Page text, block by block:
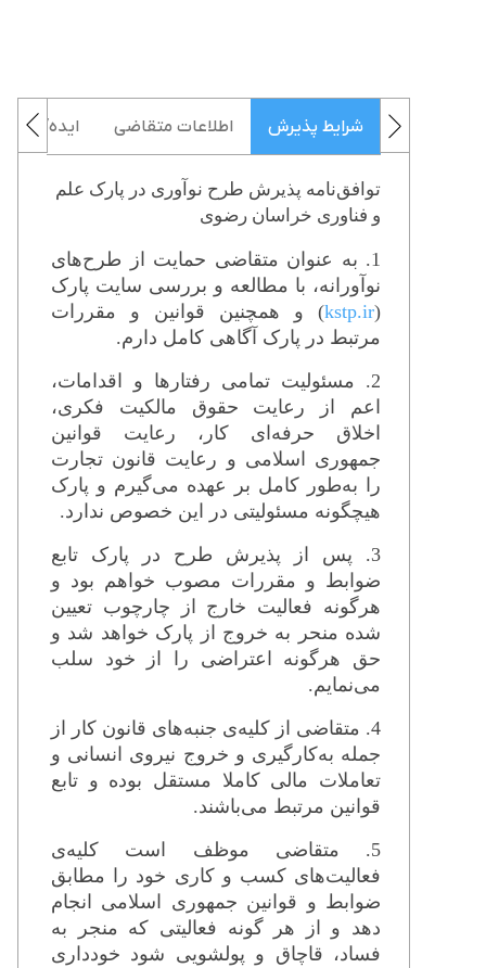
شرایط پذیرش اطلاعات متقاضی ایده/
توافق‌نامه پذیرش طرح نوآوری در پارک علم
و فناوری خراسان رضوی
1. به عنوان متقاضی حمایت از طرح‌های
نوآورانه، با مطالعه و بررسی سایت پارک
(
kstp.ir) و همچنین قوانین و مقررات
مرتبط در پارک آگاهی کامل دارم.
2. مسئولیت تمامی رفتارها و اقدامات،
اعم از رعایت حقوق مالکیت فکری،
اخلاق حرفه‌ای کار، رعایت قوانین
جمهوری اسلامی و رعایت قانون تجارت
را به‌طور کامل بر عهده می‌گیرم و پارک
هیچگونه مسئولیتی در این خصوص ندارد.
3. پس از پذیرش طرح در پارک تابع
ضوابط و مقررات مصوب خواهم بود و
هرگونه فعالیت خارج از چارچوب تعیین
شده منحر به خروج از پارک خواهد شد و
حق هرگونه اعتراضی را از خود سلب
می‌نمایم.
4. متقاضی از کلیه‌ی جنبه‌های قانون کار از
جمله به‌کارگیری و خروج نیروی انسانی و
تعاملات مالی کاملا مستقل بوده و تابع
قوانین مرتبط می‌باشند.
5. متقاضی موظف است کلیه‌ی
فعالیت‌های کسب و کاری خود را مطابق
ضوابط و قوانین جمهوری اسلامی انجام
دهد و از هر گونه فعالیتی که منجر به
فساد، قاچاق و پولشویی شود خودداری